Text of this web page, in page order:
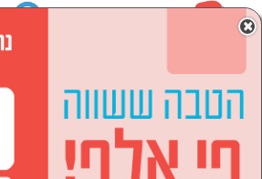
הסתר רשימת קטגוריות
×